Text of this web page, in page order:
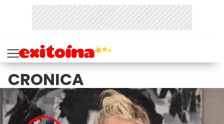
CRONICA